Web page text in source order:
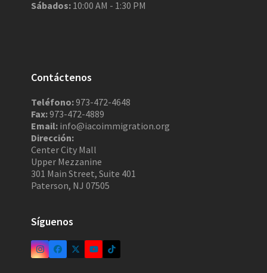
Sábados: 10:00 AM - 1:30 PM
Contáctenos
Teléfono:973-472-4648
Fax:973-472-4889
Email: info@iacoimmigration.org
Dirección:
Center City Mall
Upper Mezzanine
301 Main Street, Suite 401
Paterson, NJ 07505
Síguenos